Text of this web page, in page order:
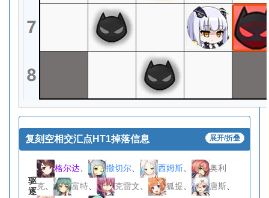
复刻空相交汇点HT1掉落信息 展开/折叠
驱
逐
格尔达 撒切尔 西姆斯
奥利
克
富特 克雷文 狐提 唐斯